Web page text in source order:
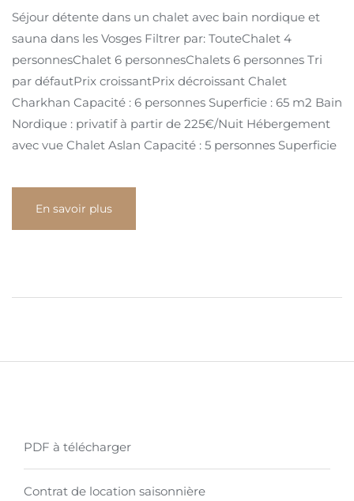
Séjour détente dans un chalet avec bain nordique et
sauna dans les Vosges Filtrer par: TouteChalet 4
personnesChalet 6 personnesChalets 6 personnes Tri
par défautPrix ​​croissantPrix décroissant Chalet
Charkhan Capacité : 6 personnes Superficie : 65 m2 Bain
Nordique : privatif à partir de 225€/Nuit Hébergement
avec vue Chalet Aslan Capacité : 5 personnes Superficie
En savoir plus
PDF à télécharger
Contrat de location saisonnière